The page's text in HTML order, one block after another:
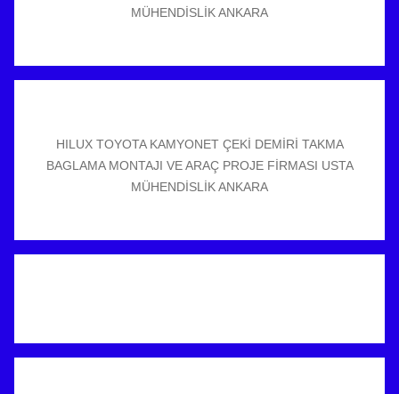
MÜHENDİSLİK ANKARA
HILUX TOYOTA KAMYONET ÇEKİ DEMİRİ TAKMA
BAGLAMA MONTAJI VE ARAÇ PROJE FİRMASI USTA
MÜHENDİSLİK ANKARA